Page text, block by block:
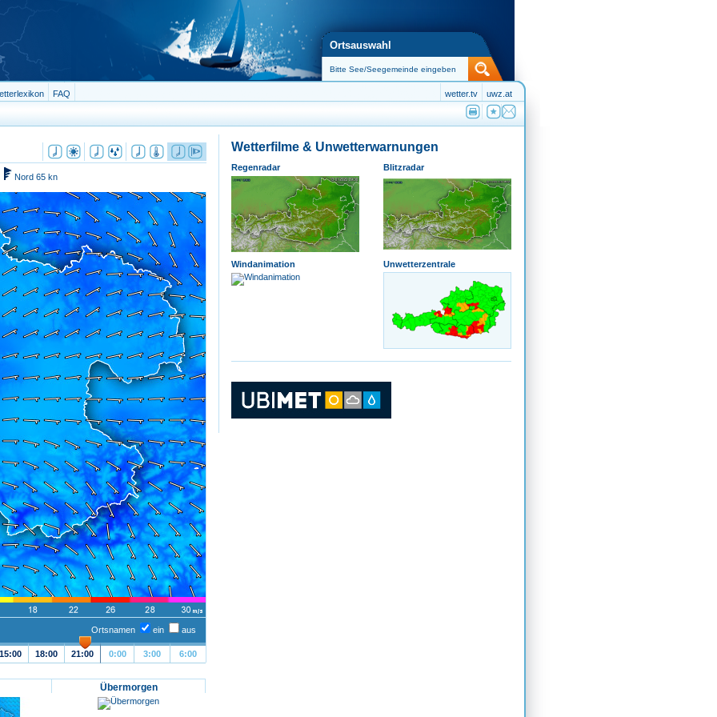
Ortsauswahl
FAQ uwz.at
wetter.tv
Nord 65 kn
Ortsnamen ein aus
15:00 18:00 21:00 0:00 3:00 6:00
Übermorgen
Wetterfilme & Unwetterwarnungen
Regenradar Blitzradar
Windanimation Unwetterzentrale